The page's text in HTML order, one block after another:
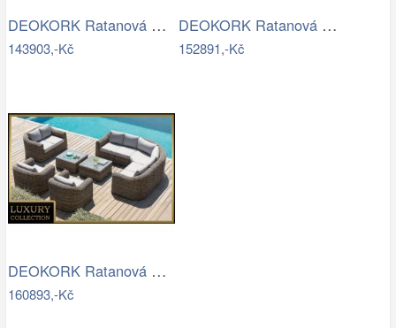
DEOKORK Ratanová modulová sestava…
143903,-Kč
DEOKORK Ratanová modulová jídelní…
152891,-Kč
DEOKORK Ratanová modulová sestava…
160893,-Kč